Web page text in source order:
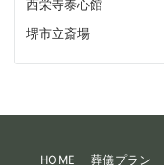
西栄寺泰心館
堺市立斎場
HOME 葬儀プラン